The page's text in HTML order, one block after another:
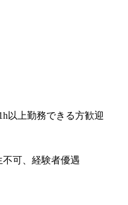
以上勤務できる方歓迎
可、経験者優遇